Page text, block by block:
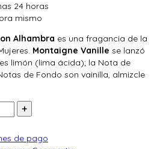
24 horas
mismo
Alhambra es una fragancia de la
Montaigne Vanille se lanzó
limón (lima ácida); la Nota de
de Fondo son vainilla, almizcle
de pago